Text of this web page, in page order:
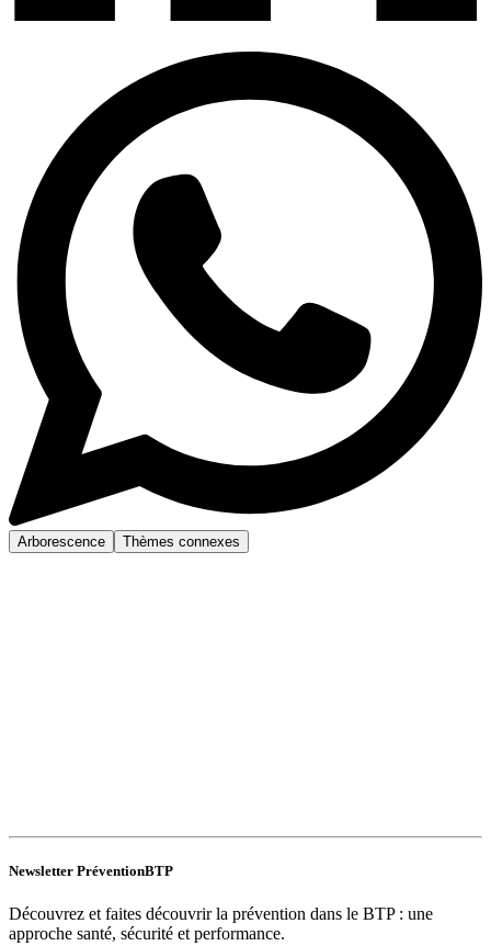
Arborescence Thèmes connexes
Newsletter PréventionBTP
Découvrez et faites découvrir la prévention dans le BTP : une
approche santé, sécurité et performance.